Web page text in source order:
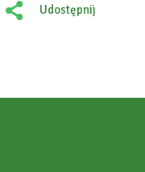
Udostępnij